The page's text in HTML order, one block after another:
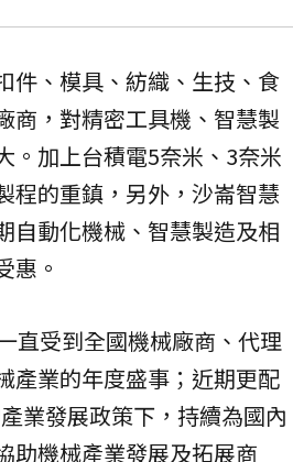
件、模具、紡織、生技、食
商，對精密工具機、智慧製
。加上台積電5奈米、3奈米
程的重鎮，另外，沙崙智慧
自動化機械、智慧製造及相
惠。
直受到全國機械廠商、代理
產業的年度盛事；近期更配
業發展政策下，持續為國內
助機械產業發展及拓展商